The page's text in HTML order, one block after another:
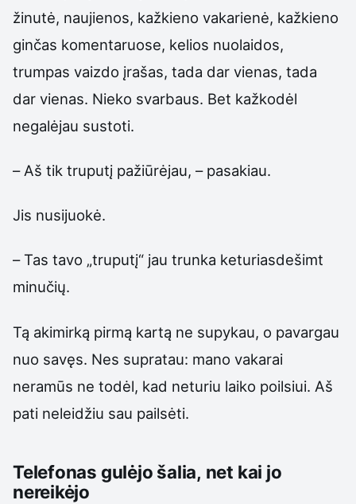
žinutė, naujienos, kažkieno vakarienė, kažkieno
ginčas komentaruose, kelios nuolaidos,
trumpas vaizdo įrašas, tada dar vienas, tada
dar vienas. Nieko svarbaus. Bet kažkodėl
negalėjau sustoti.
– Aš tik truputį pažiūrėjau, – pasakiau.
Jis nusijuokė.
– Tas tavo „truputį“ jau trunka keturiasdešimt
minučių.
Tą akimirką pirmą kartą ne supykau, o pavargau
nuo savęs. Nes supratau: mano vakarai
neramūs ne todėl, kad neturiu laiko poilsiui. Aš
pati neleidžiu sau pailsėti.
Telefonas gulėjo šalia, net kai jo
nereikėjo